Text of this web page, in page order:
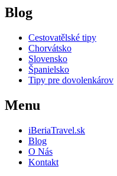
Blog
Cestovatělské tipy
Chorvátsko
Slovensko
Španielsko
Tipy pre dovolenkárov
Menu
iBeriaTravel.sk
Blog
O Nás
Kontakt